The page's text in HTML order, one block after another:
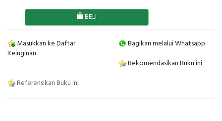
BELI
Masukkan ke Daftar
Keinginan
Bagikan melalui Whatsapp
Rekomendasikan Buku ini
Referensikan Buku ini